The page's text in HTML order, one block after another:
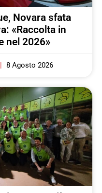
Novara sfata
«Raccolta in
nel 2026»
8 Agosto 2026